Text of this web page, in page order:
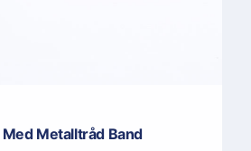
Metalltråd Band